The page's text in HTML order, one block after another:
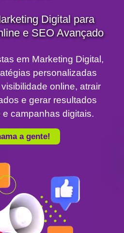
Digital para
e SEO Avançado
em Marketing Digital,
personalizadas
online, atrair
e gerar resultados
e campanhas digitais.
a gente!